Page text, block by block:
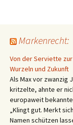
Markenrecht:
Von der Serviette
Wurzeln und Zukunft
Als Max vor zwanzig
kritzelte, ahnte er
europaweit
„Klingt gut. Merkt
Namen schützen